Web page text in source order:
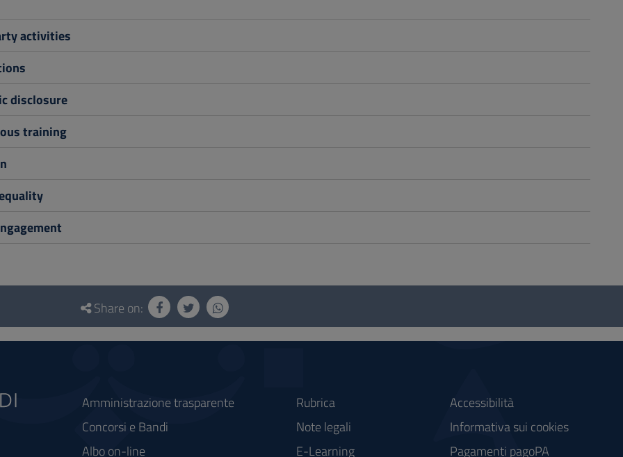
activities
disclosure
training
Share on:
Amministrazione trasparente
Concorsi e Bandi
Albo on-line
Rubrica
Note legali
E-Learning
Accessibilità
Informativa sui cookies
Pagamenti pagoPA